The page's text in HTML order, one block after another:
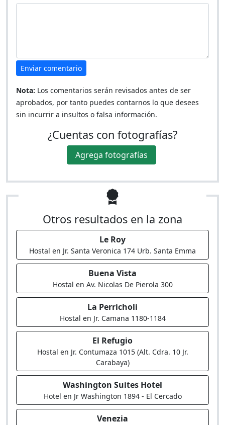
Enviar comentario
Nota: Los comentarios serán revisados antes de ser
aprobados, por tanto puedes contarnos lo que desees
sin incurrir a insultos o falsa información.
¿Cuentas con fotografías?
Agrega fotografías
Otros resultados en la zona
Le Roy
Hostal en Jr. Santa Veronica 174 Urb. Santa Emma
Buena Vista
Hostal en Av. Nicolas De Pierola 300
La Perricholi
Hostal en Jr. Camana 1180-1184
El Refugio
Hostal en Jr. Contumaza 1015 (Alt. Cdra. 10 Jr.
Carabaya)
Washington Suites Hotel
Hotel en Jr Washington 1894 - El Cercado
Venezia